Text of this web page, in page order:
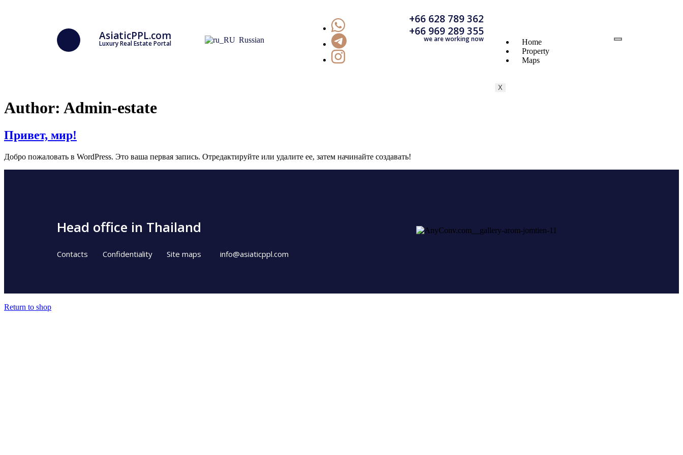
AsiaticPPL.com
Luxury Real Estate Portal Russian
+66 628 789 362
+66 969 289 355
we are working now
Home
Property
Maps
X
Author: Admin-estate
Привет, мир!
Добро пожаловать в WordPress. Это ваша первая запись. Отредактируйте или удалите ее, затем начинайте создавать!
Head office in Thailand
Contacts Confidentiality Site maps info@asiaticppl.com
Return to shop